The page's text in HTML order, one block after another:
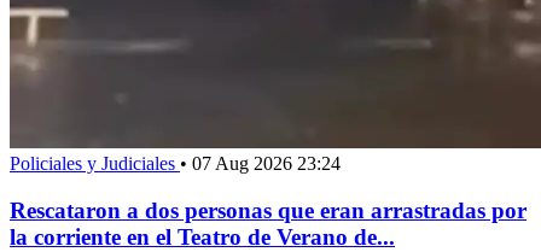
Policiales y Judiciales • 07 Aug 2026 23:24
Rescataron a dos personas que eran arrastradas por
la corriente en el Teatro de Verano de...